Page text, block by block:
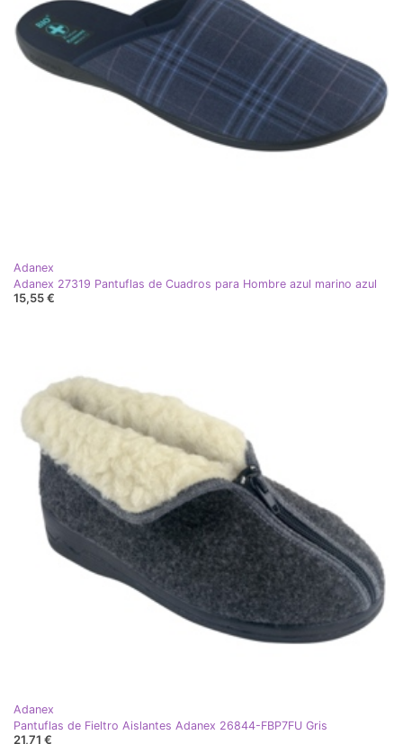
Adanex
Adanex 27319 Pantuflas de Cuadros para Hombre azul marino azul
15,55 €
Adanex
Pantuflas de Fieltro Aislantes Adanex 26844-FBP7FU Gris
21,71 €